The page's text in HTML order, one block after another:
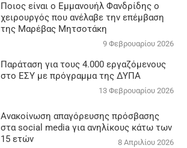
Ποιος είναι ο Εμμανουήλ Φανδρίδης ο
χειρουργός που ανέλαβε την επέμβαση
της Μαρέβας Μητσοτάκη
9 Φεβρουαρίου 2026
Παράταση για τους 4.000 εργαζόμενους
στο ΕΣΥ με πρόγραμμα της ΔΥΠΑ
13 Φεβρουαρίου 2026
Ανακοίνωση απαγόρευσης πρόσβασης
στα social media για ανηλίκους κάτω των
15 ετών
8 Απριλίου 2026